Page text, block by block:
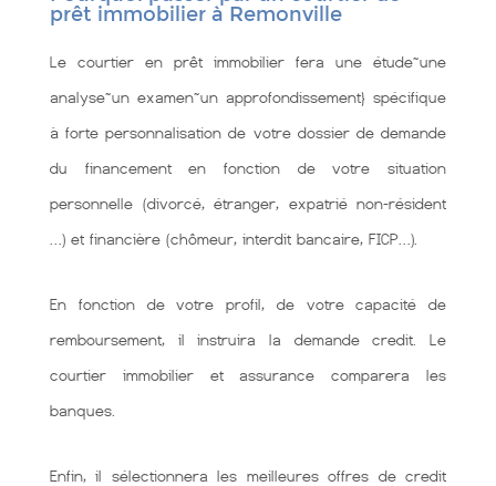
prêt immobilier à Remonville
Le courtier en prêt immobilier fera une étude~une
analyse~un examen~un approfondissement} spécifique
à forte personnalisation de votre dossier de demande
du financement en fonction de votre situation
personnelle (divorcé, étranger, expatrié non-résident
…) et financière (chômeur, interdit bancaire, FICP…).
En fonction de votre profil, de votre capacité de
remboursement, il instruira la demande credit. Le
courtier immobilier et assurance comparera les
banques.
Enfin, il sélectionnera les meilleures offres de credit